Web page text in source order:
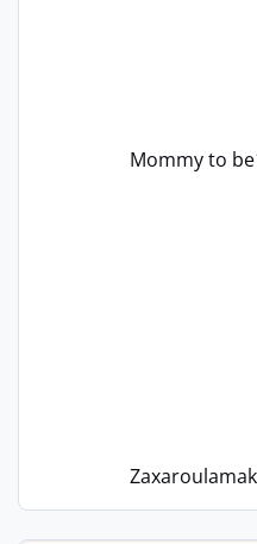
Mommy to be
Zaxaroulamak